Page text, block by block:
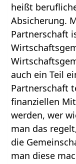
heißt
Absicherung.
Partnerschaft
auch ein Teil
Partnerschaft
finanziellen
werden, wer
man das
die
man diese